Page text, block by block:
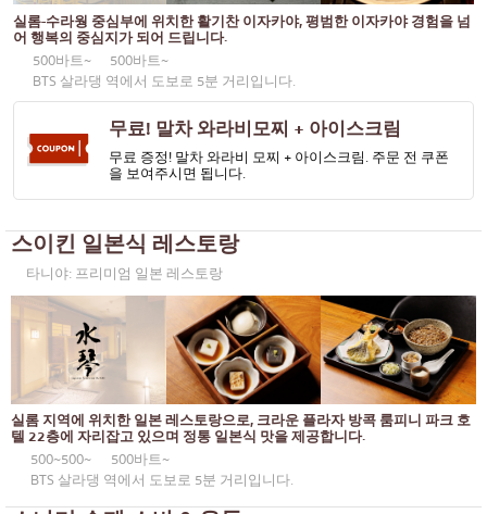
스테이크
꼬치에 꽂은 튀긴 음식
일본식 냄비 요리
꼬치구이/곱창구이
전통 일본식 레스토랑
오뎅/일본식 조림 요리
정식/일본 가정식
벤또/일본 음식 배달 서비스
아이콘시암
센트럴 월드
논타부리
치앙마이
라드프라오
파툼 타니
사뭇 사콘
푸켓
파타야
타니야
라마 3세
라마 4세
실롬-수라웡 중심부에 위치한 활기찬 이자카야, 평범한 이자카야 경험을 넘
어 행복의 중심지가 되어 드립니다.
500바트~
500바트~
BTS 살라댕 역에서 도보로 5분 거리입니다.
무료! 말차 와라비모찌 + 아이스크림
무료 증정! 말차 와라비 모찌 + 아이스크림. 주문 전 쿠폰
을 보여주시면 됩니다.
스이킨 일본식 레스토랑
타니야: 프리미엄 일본 레스토랑
실롬 지역에 위치한 일본 레스토랑으로, 크라운 플라자 방콕 룸피니 파크 호
텔 22층에 자리잡고 있으며 정통 일본식 맛을 제공합니다.
500~500~
500바트~
BTS 살라댕 역에서 도보로 5분 거리입니다.